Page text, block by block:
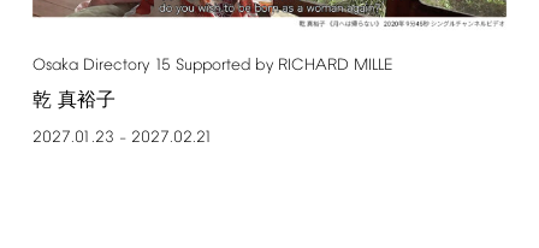
Osaka Directory 15 Supported by RICHARD MILLE
乾 真裕子
2027.01.23 – 2027.02.21